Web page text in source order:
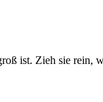
ist. Zieh sie rein,